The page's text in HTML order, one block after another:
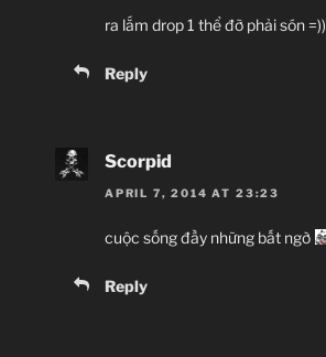
ra lắm drop 1 thể đỡ phải són =))
Reply
Scorpid
APRIL 7, 2014 AT 23:23
cuộc sống đầy những bất ngờ
Reply